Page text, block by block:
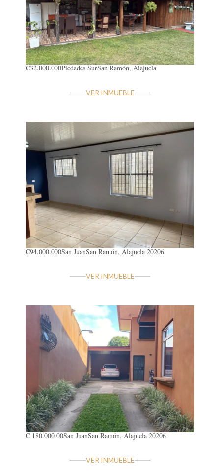
₡32.000.000Piedades SurSan Ramón, Alajuela
VER INMUEBLE
₡94.000.000San JuanSan Ramón, Alajuela 20206
VER INMUEBLE
₡ 180.000.00San JuanSan Ramón, Alajuela 20206
VER INMUEBLE